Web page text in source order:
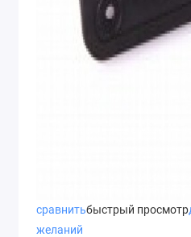
сравнитьбыстрый просмотр
желаний